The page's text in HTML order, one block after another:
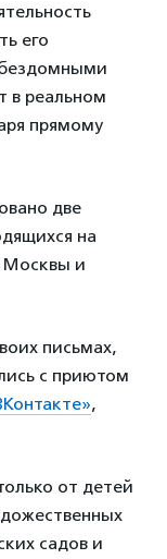
его
в реальном
прямому
две
на
Москвы и
письмах,
с приютом
,
от детей
садов и